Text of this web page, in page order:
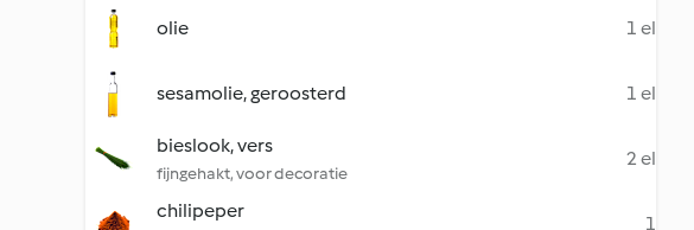
olie 1 el
sesamolie, geroosterd 1 el
bieslook, vers
fijngehakt, voor decoratie
2 el
chilipeper
1